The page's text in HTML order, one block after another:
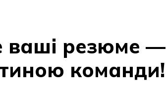
ваші резюме —
команди!